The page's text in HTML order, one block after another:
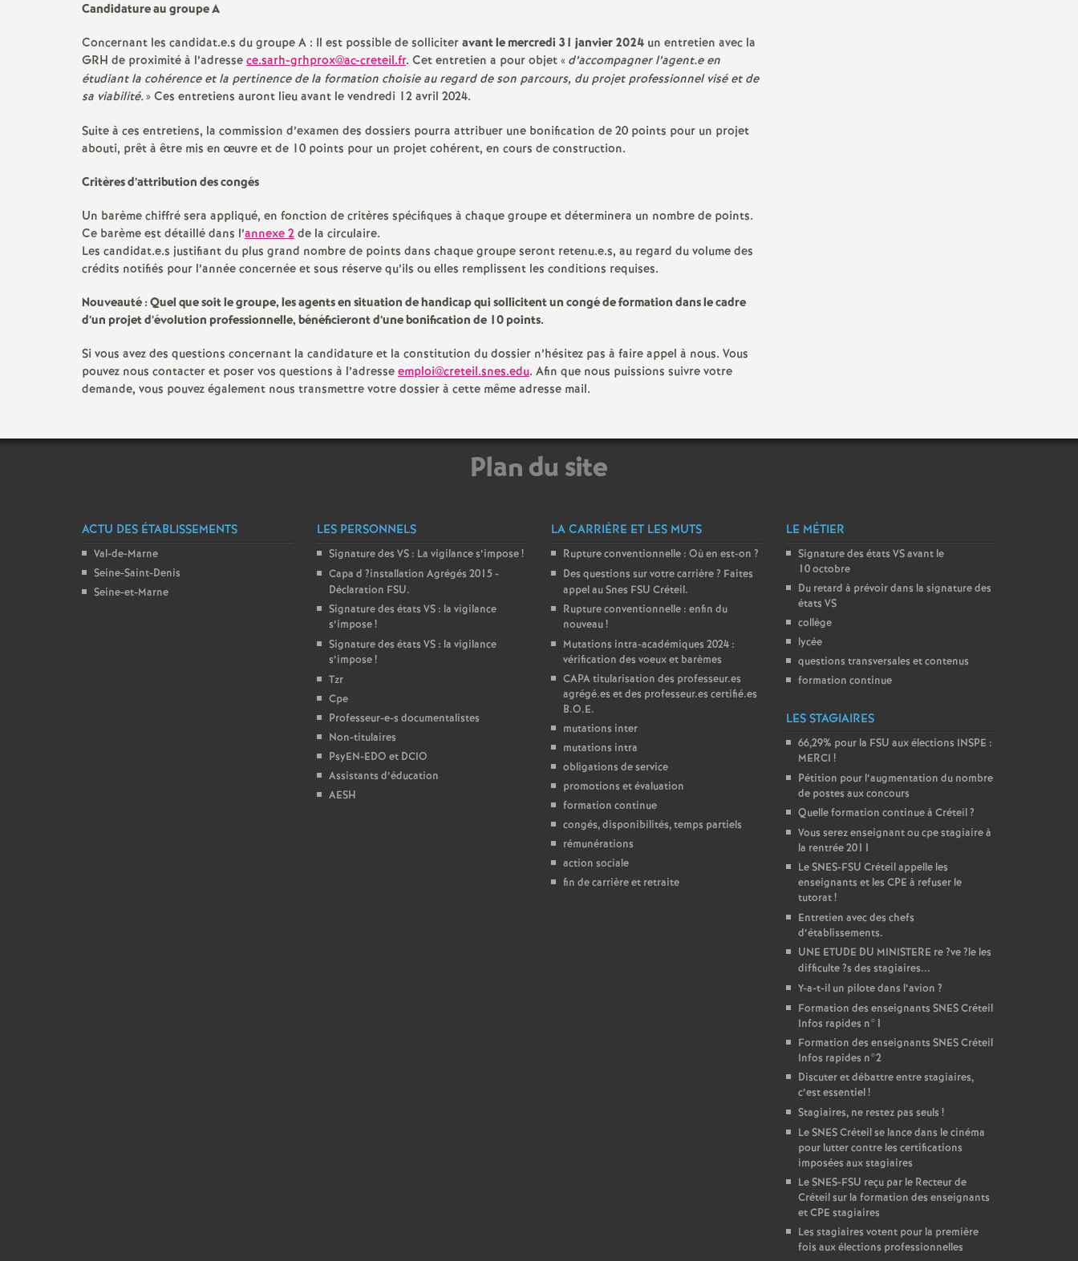
d
e
g
é
O
r
l
é
a
s
T
o
u
r
s
Candidature au groupe A
Concernant les candidat.e.s du groupe A : Il est possible de solliciteravant le mercredi 31 janvier 2024 un entretien avec la
GRH de proximité à l’adressece.sarh-grhprox@ac-creteil.fr. Cet entretien a pour objet «d’accompagner l’agent.e en
étudiant la cohérence et la pertinence de la formation choisie au regard de son parcours, du projet professionnel visé et de
sa viabilité.» Ces entretiens auront lieu avant le vendredi 12 avril 2024.
Suite à ces entretiens, la commission d’examen des dossiers pourra attribuer une bonification de 20 points pour un projet
abouti, prêt à être mis en œuvre et de 10 points pour un projet cohérent, en cours de construction.
Critères d’attribution des congés
Un barème chiffré sera appliqué, en fonction de critères spécifiques à chaque groupe et déterminera un nombre de points.
Ce barème est détaillé dans l’annexe 2de la circulaire.
Les candidat.e.s justifiant du plus grand nombre de points dans chaque groupe seront retenu.e.s, au regard du volume des
crédits notifiés pour l’année concernée et sous réserve qu’ils ou elles remplissent les conditions requises.
Nouveauté :Quel que soit le groupe, les agents en situation de handicap qui sollicitent un congé de formation dans le cadre
d’un projet d’évolution professionnelle, bénéficieront d’une bonification de 10 points.
Si vous avez des questions concernant la candidature et la constitution du dossier n’hésitez pas à faire appel à nous. Vous
pouvez nous contacter et poser vos questions à l’adresseemploi@creteil.snes.edu. Afin que nous puissions suivre votre
demande, vous pouvez également nous transmettre votre dossier à cette même adresse mail.
Plan du site
ACTU DES ÉTABLISSEMENTS
Val-de-Marne
Seine-Saint-Denis
Seine-et-Marne
LES PERSONNELS
Signature des VS: La vigilance s’impose!
Capa d ?installation Agrégés 2015 -
Déclaration FSU.
Signature des états VS: la vigilance
s’impose!
Signature des états VS: la vigilance
s’impose!
Tzr
Cpe
Professeur-e-s documentalistes
Non-titulaires
PsyEN-EDO et DCIO
Assistants d’éducation
AESH
LA CARRIÈRE ET LES MUTS
Rupture conventionnelle : Où en est-on ?
Des questions sur votre carrière? Faites
appel au Snes FSU Créteil.
Rupture conventionnelle : enfin du
nouveau!
Mutations intra-académiques 2024 :
vérification des voeux et barèmes
CAPAtitularisation des professeur.es
agrégé.es et des professeur.es certifié.es
B.O.E.
mutations inter
mutations intra
obligations de service
promotions et évaluation
formation continue
congés, disponibilités, temps partiels
rémunérations
action sociale
fin de carrière et retraite
LE MÉTIER
Signature des états VSavant le
10 octobre
Du retard à prévoir dans la signature des
états VS
collège
lycée
questions transversales et contenus
formation continue
LES STAGIAIRES
66,29% pour la FSU aux élections INSPE :
MERCI !
Pétition pour l’augmentation du nombre
de postes aux concours
Quelle formation continue à Créteil?
Vous serez enseignant ou cpe stagiaire à
la rentrée 2011
LeSNES-FSU Créteil appelle les
enseignants et les CPE à refuser le
tutorat!
Entretien avec des chefs
d’établissements.
UNE ETUDE DU MINISTERE re?ve?le les
difficulte?s des stagiaires...
Y-a-t-il un pilote dans l’avion ?
Formation des enseignants SNESCréteil
Infos rapides n°1
Formation des enseignants SNESCréteil
Infos rapides n°2
Discuter et débattre entre stagiaires,
c’est essentiel!
Stagiaires, ne restez pas seuls !
LeSNESCréteil se lance dans le cinéma
pour lutter contre les certifications
imposées aux stagiaires
LeSNES-FSU reçu par le Recteur de
Créteil sur la formation des enseignants
etCPE stagiaires
Les stagiaires votent pour la première
fois aux élections professionnelles